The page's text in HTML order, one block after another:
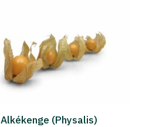
Alkékenge (Physalis)